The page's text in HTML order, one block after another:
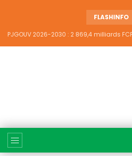
FLASHINFO